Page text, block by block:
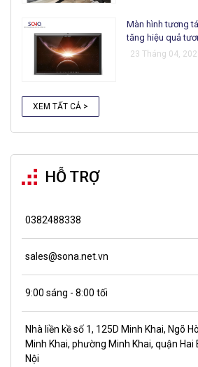
Màn hình tương
tăng hiệu quả
23 Tháng 04,
XEM TẤT CẢ >
HỖ TRỢ
0382488338
sales@sona.net.vn
9:00 sáng - 8:00 tối
Nhà liền kề số 1, 125D Minh Khai, Ngõ
Minh Khai, phường Minh Khai, quận Hai
Nội